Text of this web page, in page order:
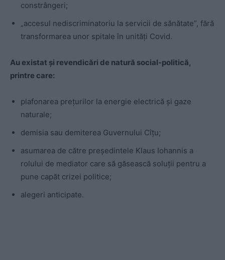
constrângeri;
„accesul nediscriminatoriu la servicii de sănătate”, fără
transformarea unor spitale în unități Covid.
Au existat și revendicări de natură social-politică,
printre care:
plafonarea prețurilor la energie electrică și gaze
naturale;
demisia sau demiterea Guvernului Cîțu;
asumarea de către președintele Klaus Iohannis a
rolului de mediator care să găsească soluții pentru a
pune capăt crizei politice;
alegeri anticipate.